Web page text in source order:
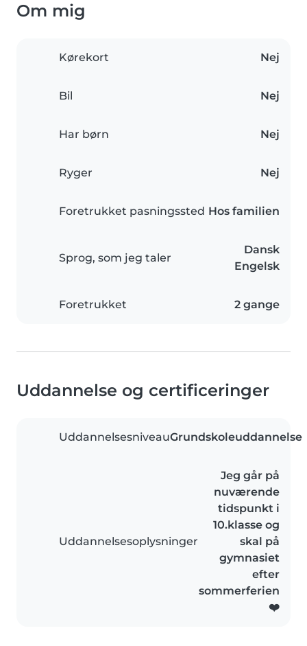
Om mig
Kørekort Nej
Bil Nej
Har børn Nej
Ryger Nej
Foretrukket pasningssted Hos familien
Sprog, som jeg taler
Dansk
Engelsk
Foretrukket 2 gange
Uddannelse og certificeringer
UddannelsesniveauGrundskoleuddannelse
Uddannelsesoplysninger
Jeg går på
nuværende
tidspunkt i
10.klasse og
skal på
gymnasiet
efter
sommerferien
❤️